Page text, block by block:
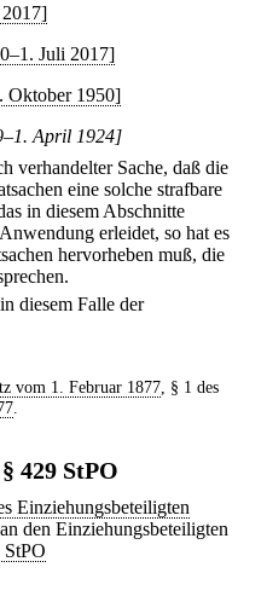
Juli 2017]
Oktober 1950]
April 1924]
verhandelter Sache, daß die
eine solche strafbare
in diesem Abschnitte
erleidet, so hat es
hervorheben muß, die
diesem Falle der
vom 1. Februar 1877, § 1 des
.
429 StPO
Einziehungsbeteiligten
den Einziehungsbeteiligten
StPO